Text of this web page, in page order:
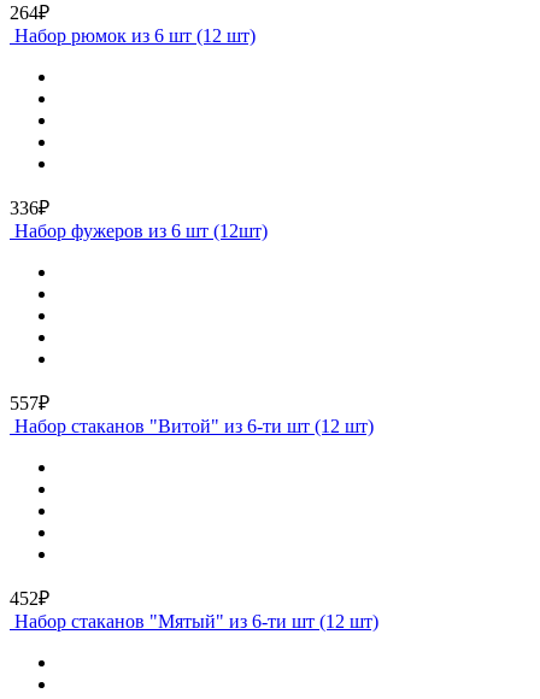
264₽
Набор рюмок из 6 шт (12 шт)
336₽
Набор фужеров из 6 шт (12шт)
557₽
Набор стаканов "Витой" из 6-ти шт (12 шт)
452₽
Набор стаканов "Мятый" из 6-ти шт (12 шт)